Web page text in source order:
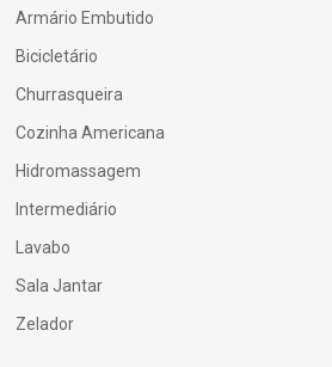
Armário Embutido
Bicicletário
Churrasqueira
Cozinha Americana
Hidromassagem
Intermediário
Lavabo
Sala Jantar
Zelador